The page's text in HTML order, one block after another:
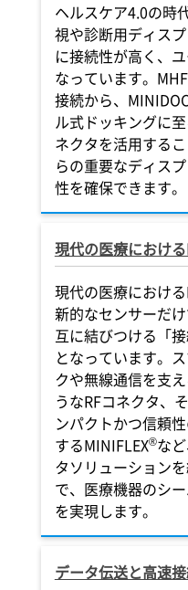
ヘルスケア4.0の時
視や診断用ディス
に接続性が高く、
なっています。MHF
接続から、
ル式ドッキングに
ネクタを活用する
らの重要なディス
性を確保できます。
現代の医療におけ
現代の医療におけ
新的なセンサーだ
互に結びつける「
となっています。
クや無線通信を支
うなRFコネクタ、
ンパクトかつ信頼
するMINIFLEX®な
タソリューション
で、医療機器のシ
を実現します。
データ伝送と高速